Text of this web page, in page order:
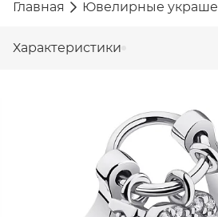
Главная Ювелирные
Характеристики